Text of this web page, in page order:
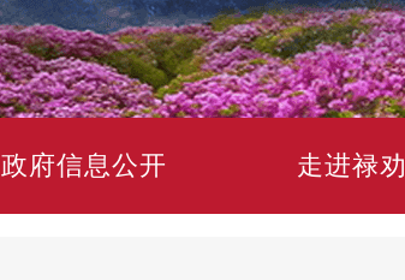
政府信息公开 走进禄劝